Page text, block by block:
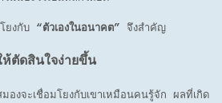
ยงกับ “ตัวเองในอนาคต” จึงสำคัญ
ตัดสินใจง่ายขึ้น
องจะเชื่อมโยงกับเขาเหมือนคนรู้จัก ผลที่เกิด